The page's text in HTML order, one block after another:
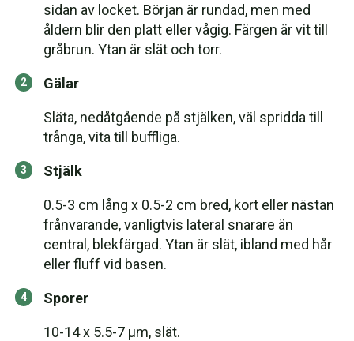
sidan av locket. Början är rundad, men med
åldern blir den platt eller vågig. Färgen är vit till
gråbrun. Ytan är slät och torr.
Gälar
Släta, nedåtgående på stjälken, väl spridda till
trånga, vita till buffliga.
Stjälk
0.5-3 cm lång x 0.5-2 cm bred, kort eller nästan
frånvarande, vanligtvis lateral snarare än
central, blekfärgad. Ytan är slät, ibland med hår
eller fluff vid basen.
Sporer
10-14 x 5.5-7 µm, slät.